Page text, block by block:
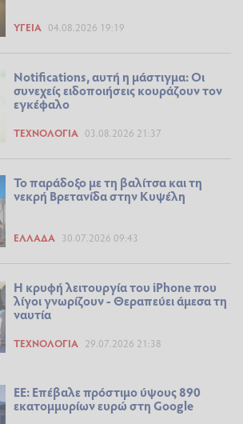
ΥΓΕΊΑ 04.08.2026 19:19
Notifications, αυτή η μάστιγμα: Οι
συνεχείς ειδοποιήσεις κουράζουν τον
εγκέφαλο
ΤΕΧΝΟΛΟΓΊΑ 03.08.2026 21:37
Το παράδοξο με τη βαλίτσα και τη
νεκρή Βρετανίδα στην Κυψέλη
ΕΛΛΆΔΑ 30.07.2026 09:43
Η κρυφή λειτουργία του iPhone που
λίγοι γνωρίζουν - Θεραπεύει άμεσα τη
ναυτία
ΤΕΧΝΟΛΟΓΊΑ 29.07.2026 21:38
ΕΕ: Επέβαλε πρόστιμο ύψους 890
εκατομμυρίων ευρώ στη Google